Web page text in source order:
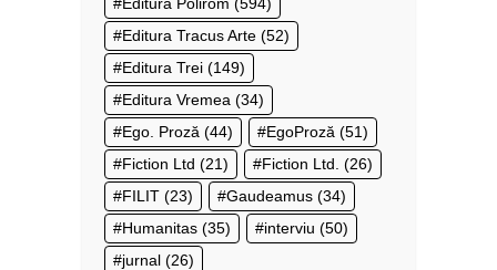
Editura Tracus Arte (52)
Editura Trei (149)
Editura Vremea (34)
Ego. Proză (44) EgoProză (51)
Fiction Ltd (21) Fiction Ltd. (26)
FILIT (23) Gaudeamus (34)
Humanitas (35) interviu (50)
jurnal (26)